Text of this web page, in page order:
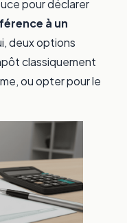
pour déclarer
à un
deux options
classiquement
ou opter pour le